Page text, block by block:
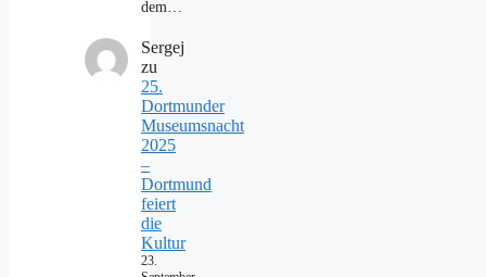
dem…
Sergej
zu
25.
Dortmunder
Museumsnacht
2025
–
Dortmund
feiert
die
Kultur
23.